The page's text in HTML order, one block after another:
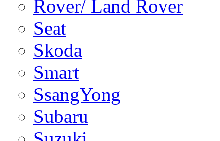
Rover/ Land Rover
Seat
Skoda
Smart
SsangYong
Subaru